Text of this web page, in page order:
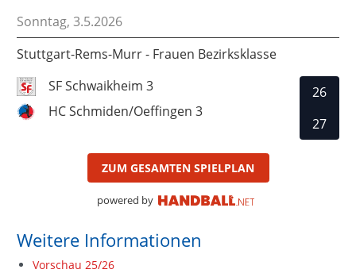
Sonntag, 3.5.2026
Stuttgart-Rems-Murr - Frauen Bezirksklasse
SF Schwaikheim 3
HC Schmiden/Oeffingen 3
26
27
ZUM GESAMTEN SPIELPLAN
powered by
Weitere Informationen
Vorschau 25/26